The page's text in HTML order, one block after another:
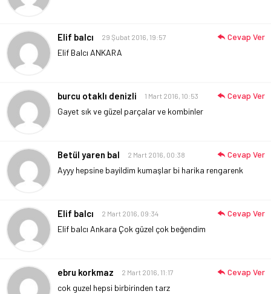
Elif balcı 29 Şubat 2016, 19:57
Elif Balcı ANKARA
Cevap Ver
burcu otaklı denizli 1 Mart 2016, 10:53
Gayet sık ve güzel parçalar ve kombinler
Cevap Ver
Betül yaren bal 2 Mart 2016, 00:38
Ayyy hepsine bayildim kumaşlar bi harika rengarenk
Cevap Ver
Elif balcı 2 Mart 2016, 09:34
Elif balcı Ankara Çok güzel çok beğendim
Cevap Ver
ebru korkmaz 2 Mart 2016, 11:17
cok guzel hepsi birbirinden tarz
Cevap Ver